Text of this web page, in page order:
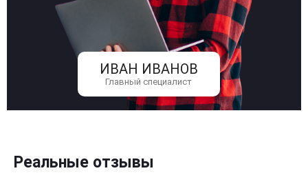
ИВАН ИВАНОВ
Главный специалист
Реальные отзывы